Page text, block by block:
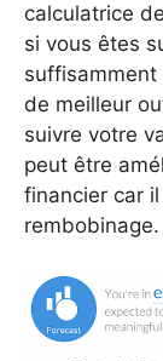
calculatrice
si vous êtes
suffisamment
de meilleur
suivre votre
peut être
financier car
rembobinage.